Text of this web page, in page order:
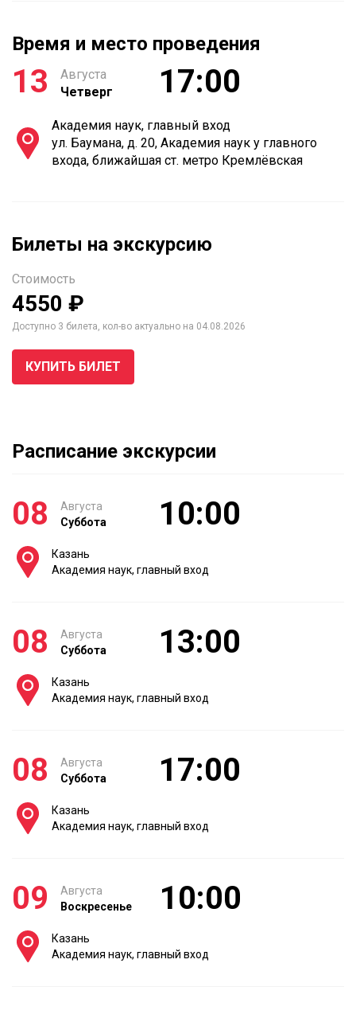
Время и место проведения
13
Августа
Четверг
17:00
Академия наук, главный вход
ул. Баумана, д. 20, Академия наук у главного
входа, ближайшая ст. метро Кремлёвская
Билеты на экскурсию
Стоимость
4550 ₽
Доступно 3 билета, кол-во актуально на 04.08.2026
КУПИТЬ БИЛЕТ
Расписание экскурсии
08
Августа
Суббота
10:00
Казань
Академия наук, главный вход
08
Августа
Суббота
13:00
Казань
Академия наук, главный вход
08
Августа
Суббота
17:00
Казань
Академия наук, главный вход
09
Августа
Воскресенье
10:00
Казань
Академия наук, главный вход